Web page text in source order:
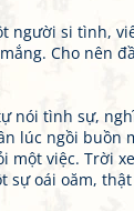
người si tình,
Cho nên
nói tình sự,
lúc ngồi buồn
một việc. Trời
sự oái oăm,